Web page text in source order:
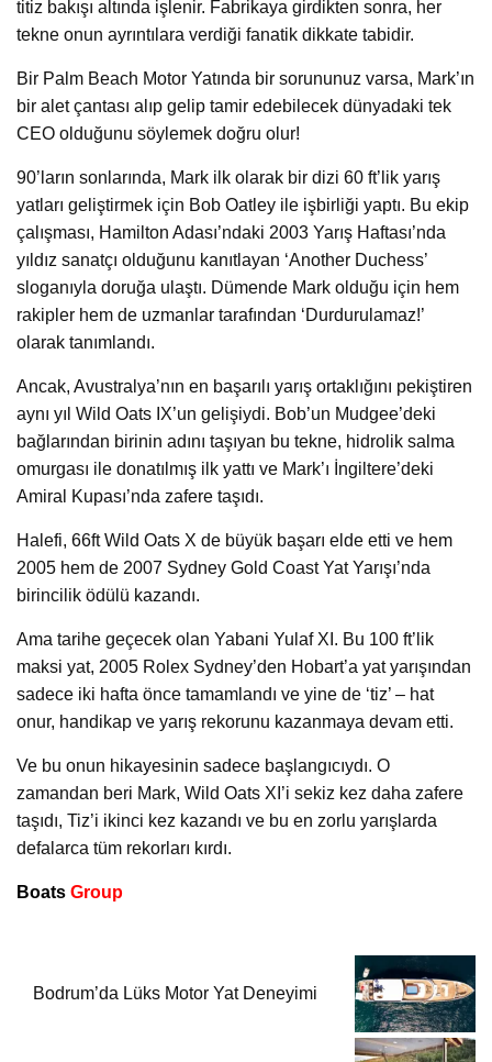
titiz bakışı altında işlenir. Fabrikaya girdikten sonra, her
tekne onun ayrıntılara verdiği fanatik dikkate tabidir.
Bir Palm Beach Motor Yatında bir sorununuz varsa, Mark’ın
bir alet çantası alıp gelip tamir edebilecek dünyadaki tek
CEO olduğunu söylemek doğru olur!
90’ların sonlarında, Mark ilk olarak bir dizi 60 ft’lik yarış
yatları geliştirmek için Bob Oatley ile işbirliği yaptı. Bu ekip
çalışması, Hamilton Adası’ndaki 2003 Yarış Haftası’nda
yıldız sanatçı olduğunu kanıtlayan ‘Another Duchess’
sloganıyla doruğa ulaştı. Dümende Mark olduğu için hem
rakipler hem de uzmanlar tarafından ‘Durdurulamaz!’
olarak tanımlandı.
Ancak, Avustralya’nın en başarılı yarış ortaklığını pekiştiren
aynı yıl Wild Oats IX’un gelişiydi. Bob’un Mudgee’deki
bağlarından birinin adını taşıyan bu tekne, hidrolik salma
omurgası ile donatılmış ilk yattı ve Mark’ı İngiltere’deki
Amiral Kupası’nda zafere taşıdı.
Halefi, 66ft Wild Oats X de büyük başarı elde etti ve hem
2005 hem de 2007 Sydney Gold Coast Yat Yarışı’nda
birincilik ödülü kazandı.
Ama tarihe geçecek olan Yabani Yulaf XI. Bu 100 ft’lik
maksi yat, 2005 Rolex Sydney’den Hobart’a yat yarışından
sadece iki hafta önce tamamlandı ve yine de ‘tiz’ – hat
onur, handikap ve yarış rekorunu kazanmaya devam etti.
Ve bu onun hikayesinin sadece başlangıcıydı. O
zamandan beri Mark, Wild Oats XI’i sekiz kez daha zafere
taşıdı, Tiz’i ikinci kez kazandı ve bu en zorlu yarışlarda
defalarca tüm rekorları kırdı.
Boats Group
Bodrum’da Lüks Motor Yat Deneyimi